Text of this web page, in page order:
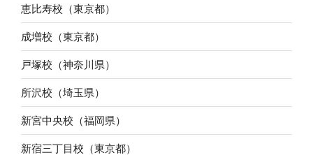
恵比寿校（東京都）
成増校（東京都）
戸塚校（神奈川県）
所沢校（埼玉県）
新宮中央校（福岡県）
新宿三丁目校（東京都）